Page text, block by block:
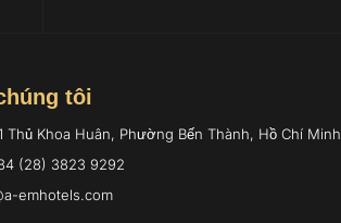
tôi
Thủ Khoa Huân, Phường Bến Thành, Hồ Chí Minh
(28) 3823 9292
emhotels.com